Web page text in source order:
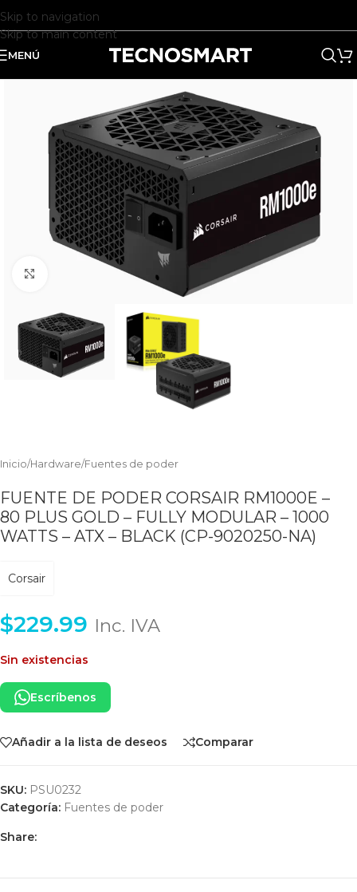
Skip to navigation
Skip to main content
MENÚ
Clic para ampliar
Inicio/Hardware/Fuentes de poder
FUENTE DE PODER CORSAIR RM1000E –
80 PLUS GOLD – FULLY MODULAR – 1000
WATTS – ATX – BLACK (CP-9020250-NA)
Corsair
$229.99 Inc. IVA
Sin existencias
Escríbenos
Añadir a la lista de deseos Comparar
SKU: PSU0232
Categoría: Fuentes de poder
Share: